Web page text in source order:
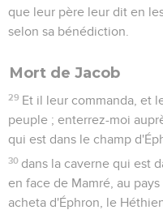
que leur père leur dit en
selon sa bénédiction.
Mort de Jacob
29 Et il leur commanda, et
peuple ; enterrez-moi
qui est dans le champ
30 dans la caverne qui est
en face de Mamré, au
acheta d'Éphron, le